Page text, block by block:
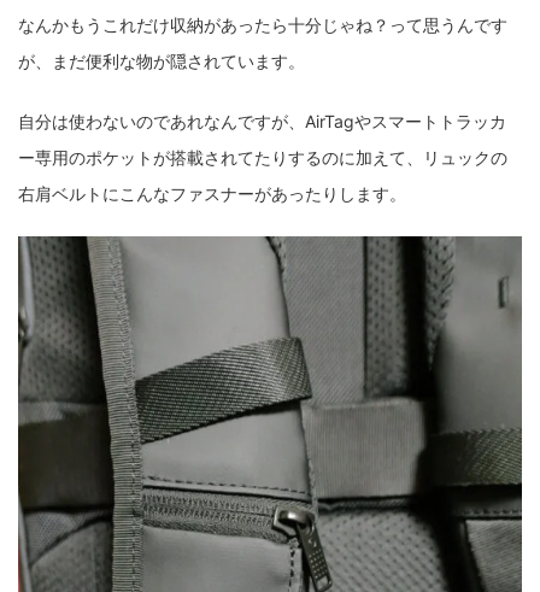
なんかもうこれだけ収納があったら十分じゃね？って思うんです
が、まだ便利な物が隠されています。
自分は使わないのであれなんですが、AirTagやスマートトラッカ
ー専用のポケットが搭載されてたりするのに加えて、リュックの
右肩ベルトにこんなファスナーがあったりします。